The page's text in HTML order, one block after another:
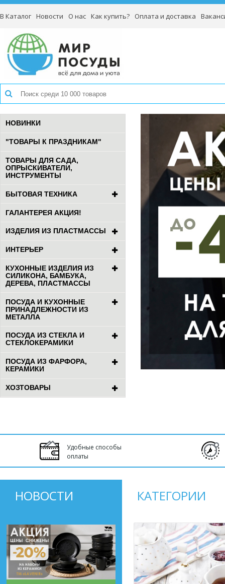
В Каталог Новости О нас Как купить? Оплата и доставка
НОВИНКИ
"ТОВАРЫ К ПРАЗДНИКАМ"
ТОВАРЫ ДЛЯ САДА,
ОПРЫСКИВАТЕЛИ,
ИНСТРУМЕНТЫ
БЫТОВАЯ ТЕХНИКА
ГАЛАНТЕРЕЯ АКЦИЯ!
ИЗДЕЛИЯ ИЗ ПЛАСТМАССЫ
ИНТЕРЬЕР
КУХОННЫЕ ИЗДЕЛИЯ ИЗ
СИЛИКОНА, БАМБУКА,
ДЕРЕВА, ПЛАСТМАССЫ
ПОСУДА И КУХОННЫЕ
ПРИНАДЛЕЖНОСТИ ИЗ
МЕТАЛЛА
ПОСУДА ИЗ СТЕКЛА И
СТЕКЛОКЕРАМИКИ
ПОСУДА ИЗ ФАРФОРА,
КЕРАМИКИ
ХОЗТОВАРЫ
Удобные способы
оплаты
НОВОСТИ КАТЕГОРИИ